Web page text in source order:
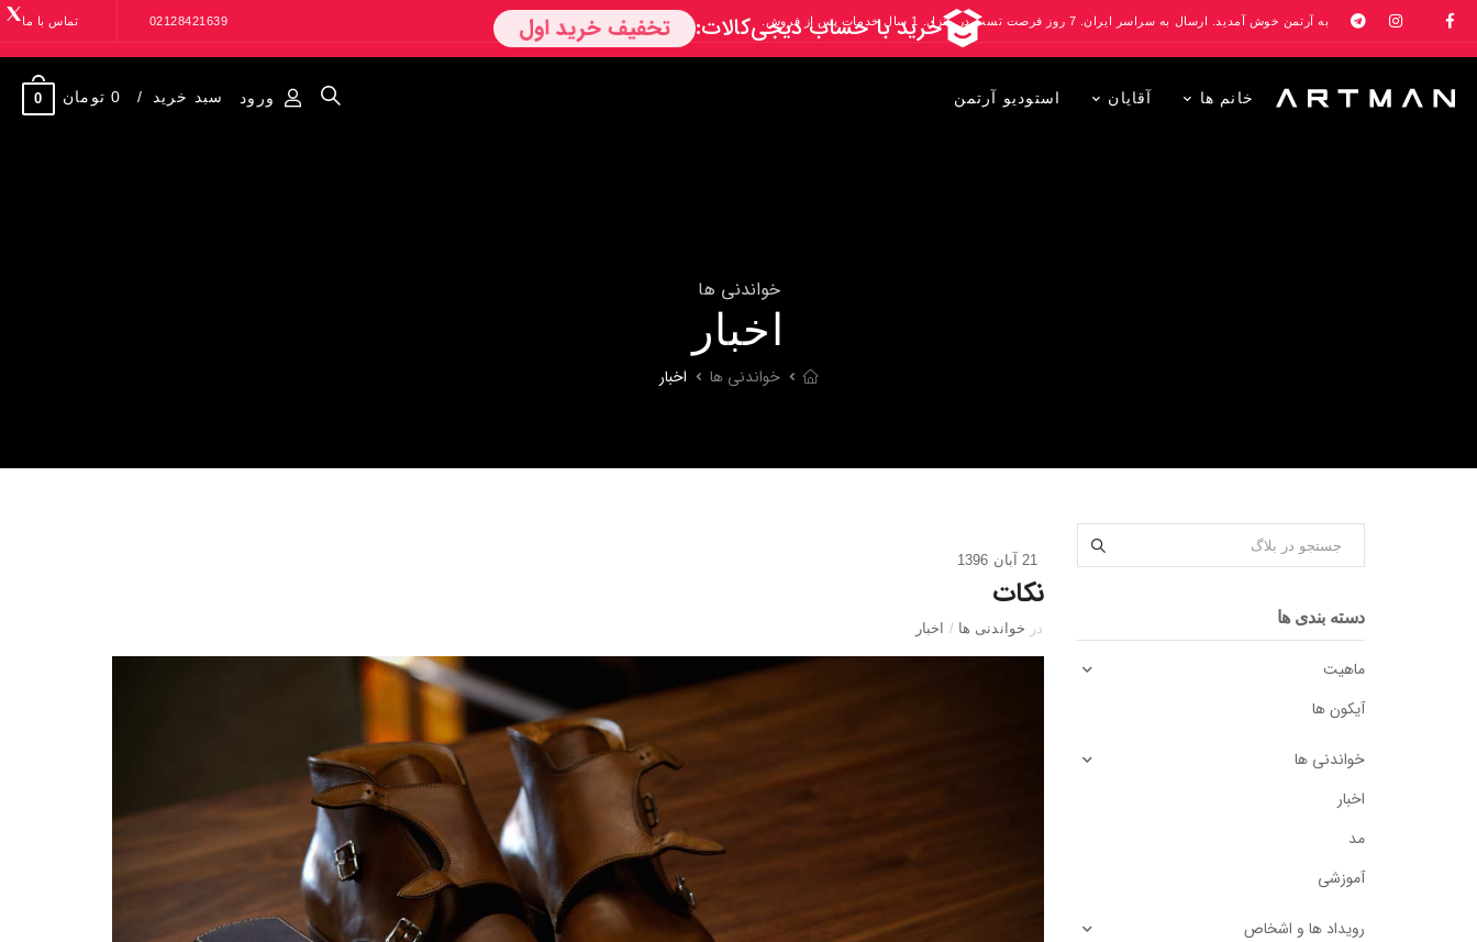
به آرتمن خوش آمدید. ارسال به سراسر ایران. 7 روز فرصت تست در منزل. 1 سال خدمات پس از فروش. 02128421639 تماس با ما
خانم ها آقایان استودیو آرتمن ورود سبد خرید 0 تومان 0
خواندنی ها
اخبار
خواندنی ها اخبار
دسته بندی ها
ماهیت
آیکون ها
خواندنی ها
اخبار
مد
آموزشی
رویداد ها و اشخاص
21 آبان 1396
نکات
در خواندنی ها / اخبار